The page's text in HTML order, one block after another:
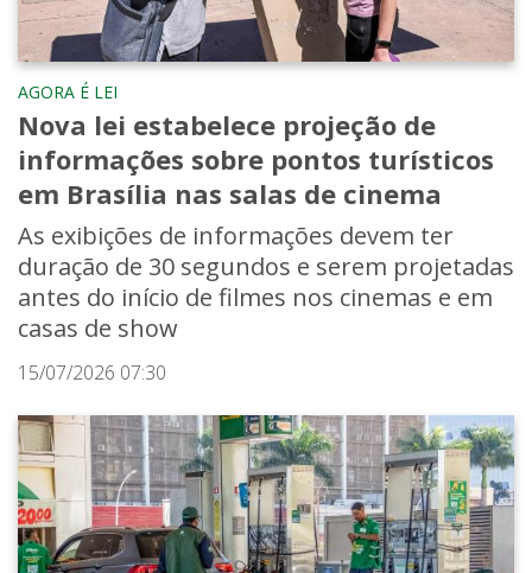
AGORA É LEI
Nova lei estabelece projeção de
informações sobre pontos turísticos
em Brasília nas salas de cinema
As exibições de informações devem ter
duração de 30 segundos e serem projetadas
antes do início de filmes nos cinemas e em
casas de show
15/07/2026 07:30